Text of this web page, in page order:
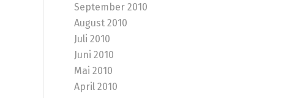
September 2010
August 2010
Juli 2010
Juni 2010
Mai 2010
April 2010